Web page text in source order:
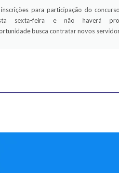
para participação do
sexta-feira e não haverá
busca contratar novos